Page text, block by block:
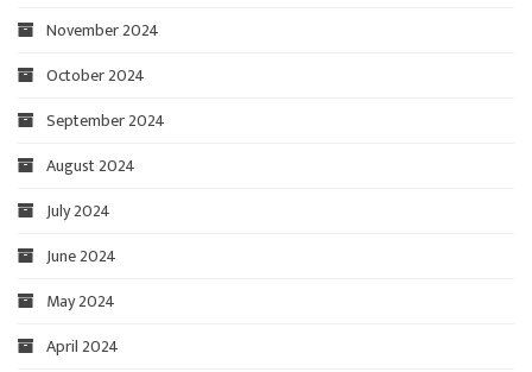
November 2024
October 2024
September 2024
August 2024
July 2024
June 2024
May 2024
April 2024